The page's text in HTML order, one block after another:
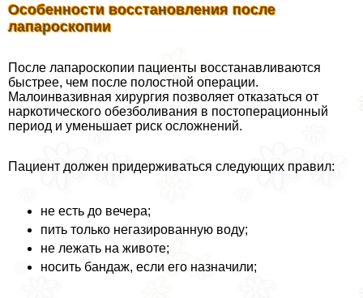
Особенности восстановления после
лапароскопии
После лапароскопии пациенты восстанавливаются
быстрее, чем после полостной операции.
Малоинвазивная хирургия позволяет отказаться от
наркотического обезболивания в постоперационный
период и уменьшает риск осложнений.
Пациент должен придерживаться следующих правил:
не есть до вечера;
пить только негазированную воду;
не лежать на животе;
носить бандаж, если его назначили;